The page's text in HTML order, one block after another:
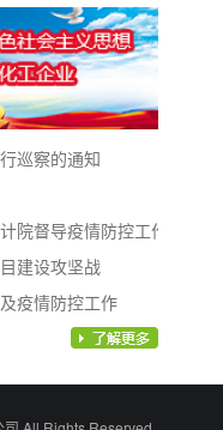
巡察的通知
院督导疫情防控工作
目建设攻坚战
疫情防控工作